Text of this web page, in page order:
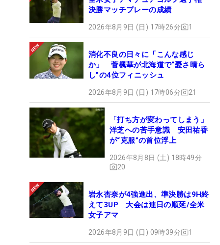
決勝マッチプレーの成績
2026年8月9日 (日) 17時26分 1
消化不良の日々に「こんな感じ
か」 菅楓華が北海道で“憂さ晴ら
し”の4位フィニッシュ
2026年8月9日 (日) 17時06分 21
「打ち方が変わってしまう」
洋芝への苦手意識 安田祐香
が“克服”の首位浮上
2026年8月8日 (土) 18時49分
20
岩永杏奈が4強進出、準決勝は9H終
えて3UP 大会は連日の順延/全米
女子アマ
2026年8月9日 (日) 09時39分 1